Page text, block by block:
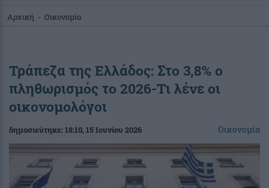
Αρχική - Οικονομία
Τράπεζα της Ελλάδος: Στο 3,8% ο
πληθωρισμός το 2026-Τι λένε οι
οικονομολόγοι
δημοσιεύτηκε:18:10, 15 Ιουνίου 2026 Οικονομία